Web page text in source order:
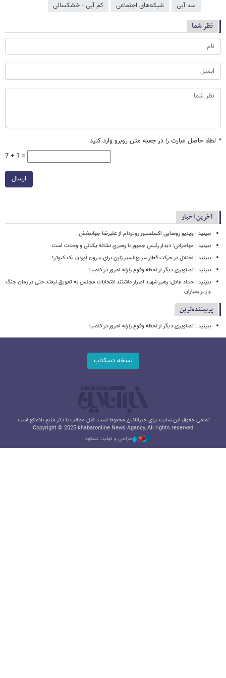
سد آبی شبکه‌‌های اجتماعی کم آبی - خشکسالی
نظر شما
* لطفا حاصل عبارت را در جعبه متن روبرو وارد کنید
7 + 1 =
ارسال
آخرین اخبار
ببینید | ویدیو رونمایی اکسلسیور روتردام از علیرضا جهانبخش
ببینید | مهاجرانی: دیدار رئیس جمهور با رهبری نشانه یکدلی و وحدت است
ببینید | اختلال در حرکت قطار سریع‌السیر ژاپن برای بیرون آوردن یک کبوتر!
ببینید | تصاویری دیگر از لحظه وقوع زلزله امروز در کلمبیا
ببینید | حداد عادل: رهبر شهید اصرار داشتند انتخابات مجلس به تعویق نیفتد حتی در زمان جنگ
و زیر بمباران
پربیننده‌ترین
ببینید | تصاویری دیگر از لحظه وقوع زلزله امروز در کلمبیا
نسخه دسکتاپ
تمامی حقوق این سایت برای خبرآنلاین محفوظ است. نقل مطالب با ذکر منبع بلامانع است.
Copyright © 2025 khabaronline News Agancy, All rights reserved
طراحی و تولید: نستوه